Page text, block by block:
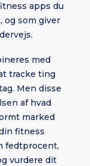
apps du
og som giver
med
tracke ting
Men disse
af hvad
marked
fitness
fedtprocent,
vurdere dit